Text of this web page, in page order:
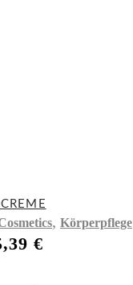
, Körperpflege
€